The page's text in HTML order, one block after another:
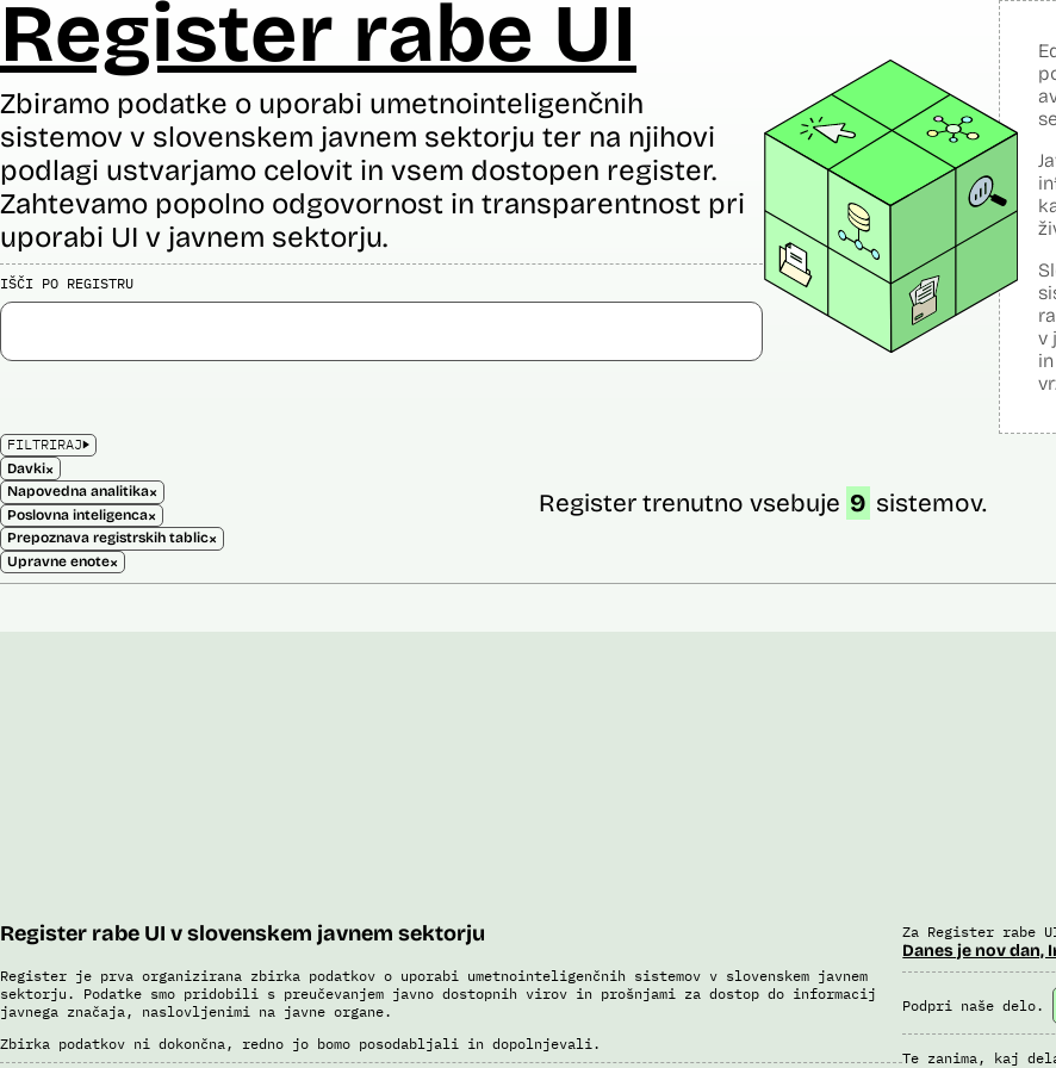
Register rabe UI
Zbiramo podatke o uporabi umetnointeligenčnih
sistemov v slovenskem javnem sektorju ter na njihovi
podlagi ustvarjamo celovit in vsem dostopen register.
Zahtevamo popolno odgovornost in transparentnost pri
uporabi UI v javnem sektorju.
IŠČI PO REGISTRU
v
FILTRIRAJ
Davki×
Napovedna analitika×
Poslovna inteligenca×
Prepoznava registrskih tablic×
Upravne enote×
Register trenutno vsebuje 9 sistemov.
Register rabe UI v slovenskem javnem sektorju
Register je prva organizirana zbirka podatkov o uporabi umetnointeligenčnih sistemov v slovenskem javnem
sektorju. Podatke smo pridobili s preučevanjem javno dostopnih virov in prošnjami za dostop do informacij
javnega značaja, naslovljenimi na javne organe.
Zbirka podatkov ni dokončna, redno jo bomo posodabljali in dopolnjevali.
Za Register rabe
Danes je nov dan,
Podpri naše delo.
Te zanima, kaj